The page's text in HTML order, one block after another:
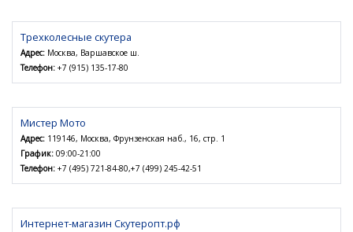
Трехколесные скутера
Адрес: Москва, Варшавское ш.
Телефон: +7 (915) 135-17-80
Мистер Мото
Адрес: 119146, Москва, Фрунзенская наб., 16, стр. 1
График: 09:00-21:00
Телефон: +7 (495) 721-84-80,+7 (499) 245-42-51
Интернет-магазин Скутеропт.рф